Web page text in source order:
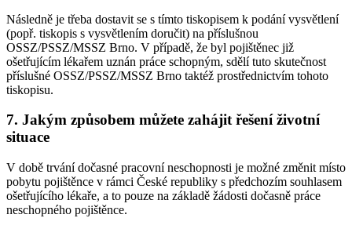
Následně je třeba dostavit se s tímto tiskopisem k podání vysvětlení
(popř. tiskopis s vysvětlením doručit) na příslušnou
OSSZ/PSSZ/MSSZ Brno. V případě, že byl pojištěnec již
ošetřujícím lékařem uznán práce schopným, sdělí tuto skutečnost
příslušné OSSZ/PSSZ/MSSZ Brno taktéž prostřednictvím tohoto
tiskopisu.
7. Jakým způsobem můžete zahájit řešení životní
situace
V době trvání dočasné pracovní neschopnosti je možné změnit místo
pobytu pojištěnce v rámci České republiky s předchozím souhlasem
ošetřujícího lékaře, a to pouze na základě žádosti dočasně práce
neschopného pojištěnce.